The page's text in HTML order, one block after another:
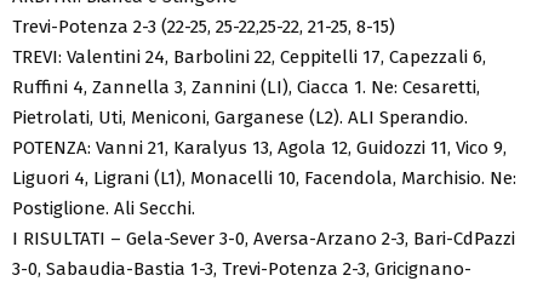
Trevi-Potenza 2-3 (22-25, 25-22,25-22, 21-25, 8-15)
TREVI: Valentini 24, Barbolini 22, Ceppitelli 17, Capezzali 6,
Ruffini 4, Zannella 3, Zannini (LI), Ciacca 1. Ne: Cesaretti,
Pietrolati, Uti, Meniconi, Garganese (L2). ALI Sperandio.
POTENZA: Vanni 21, Karalyus 13, Agola 12, Guidozzi 11, Vico 9,
Liguori 4, Ligrani (L1), Monacelli 10, Facendola, Marchisio. Ne:
Postiglione. Ali Secchi.
I RISULTATI – Gela-Sever 3-0, Aversa-Arzano 2-3, Bari-CdPazzi
3-0, Sabaudia-Bastia 1-3, Trevi-Potenza 2-3, Gricignano-